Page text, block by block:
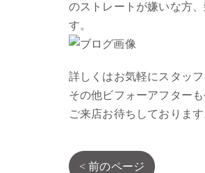
のストレートが嫌いな方
す。
詳しくはお気軽にスタッ
その他ビフォーアフター
ご来店お待ちしております
< 前のページ